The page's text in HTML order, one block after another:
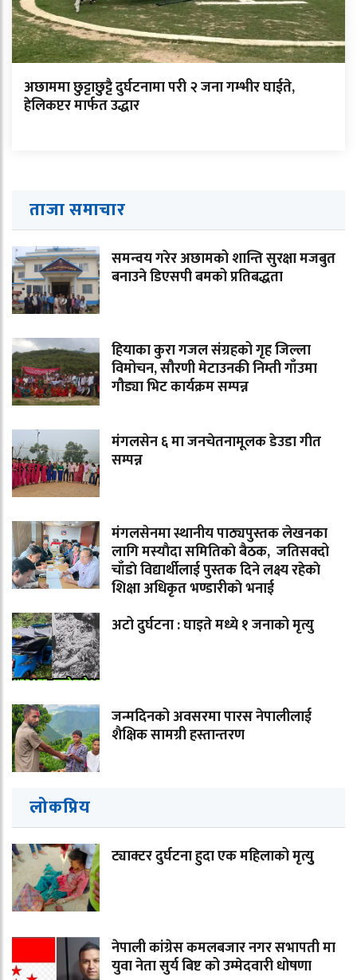
अछाममा छुट्टाछुट्टै दुर्घटनामा परी २ जना गम्भीर घाईते,
हेलिकप्टर मार्फत उद्धार
ताजा समाचार
समन्वय गरेर अछामको शान्ति सुरक्षा मजबुत
बनाउने डिएसपी बमको प्रतिबद्धता
हियाका कुरा गजल संग्रहको गृह जिल्ला
विमोचन, सौरणी मेटाउनकी निम्ती गाँउमा
गौड्या भिट कार्यक्रम सम्पन्न
मंगलसेन ६ मा जनचेतनामूलक डेउडा गीत
सम्पन्न
मंगलसेनमा स्थानीय पाठ्यपुस्तक लेखनका
लागि मस्याैदा समितिकाे बैठक, जतिसक्दो
चाँडाे विद्यार्थीलाई पुस्तक दिने लक्ष्य रहेकाे
शिक्षा अधिकृत भण्डारीकाे भनाई
अटो दुर्घटना : घाइते मध्ये १ जनाको मृत्यु
जन्मदिनको अवसरमा पारस नेपालीलाई
शैक्षिक सामग्री हस्तान्तरण
लोकप्रिय
ट्याक्टर दुर्घटना हुदा एक महिलाको मृत्युु
नेपाली कांग्रेस कमलबजार नगर सभापती मा
युवा नेता सुर्य बिष्ट को उम्मेदवारी धोषणा